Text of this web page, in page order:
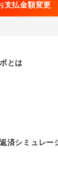
支払金額変更
とは
済シミュレー